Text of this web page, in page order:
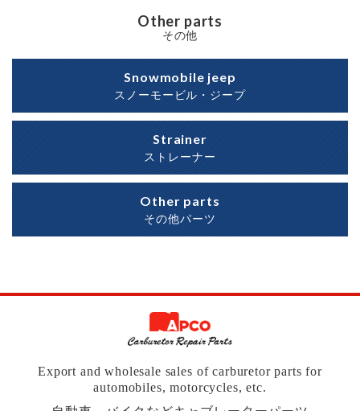
Other parts
その他
Snowmobile jeep
スノーモービル・ジープ
Strainer
ストレーナー
Other parts
その他パーツ
Export and wholesale sales of carburetor parts for
automobiles, motorcycles, etc.